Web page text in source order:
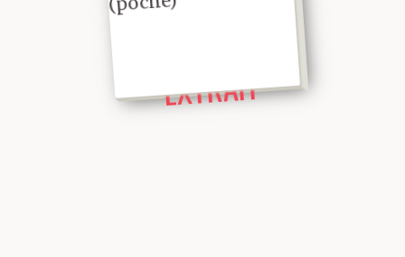
EXTRAIT